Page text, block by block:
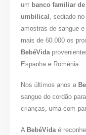
um banco familiar
umbilical
, sediado
amostras de sangue
mais de 60.000 os
BebéVida
Espanha e Roménia.
Nos últimos anos a
sangue do cordão
crianças, uma com
A BebéVidaé